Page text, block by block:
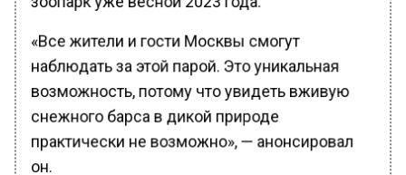
«Все жители и гости Москвы смогут
наблюдать за этой парой. Это уникальная
возможность, потому что увидеть вживую
снежного барса в дикой природе
практически не возможно», — анонсировал
он.